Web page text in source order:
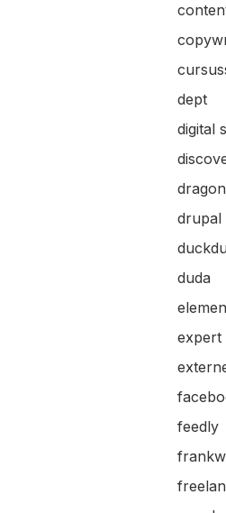
dept
digital
drupal
duda
expert
feedly